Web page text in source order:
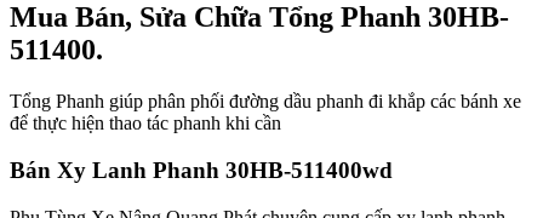
Mua Bán, Sửa Chữa Tổng Phanh 30HB-
511400.
Tổng Phanh giúp phân phối đường dầu phanh đi khắp các bánh xe
để thực hiện thao tác phanh khi cần
Bán Xy Lanh Phanh 30HB-511400wd